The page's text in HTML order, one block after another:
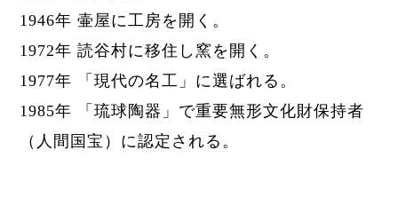
1946年 壷屋に工房を開く。
1972年 読谷村に移住し窯を開く。
1977年 「現代の名工」に選ばれる。
1985年 「琉球陶器」で重要無形文化財保持者
（人間国宝）に認定される。